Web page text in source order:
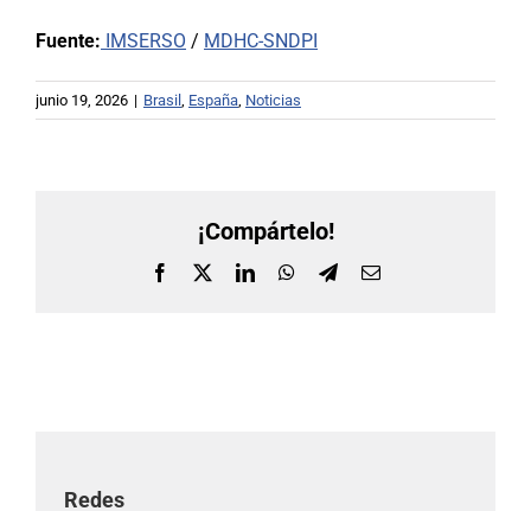
Fuente: IMSERSO / MDHC-SNDPI
junio 19, 2026 | Brasil , España, Noticias
¡Compártelo!
Facebook LinkedInWhatsApp
TelegramCorreo
Redes